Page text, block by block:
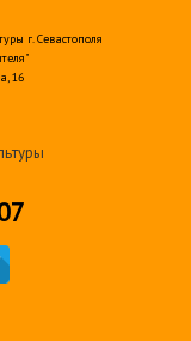
г. Севастополя
16